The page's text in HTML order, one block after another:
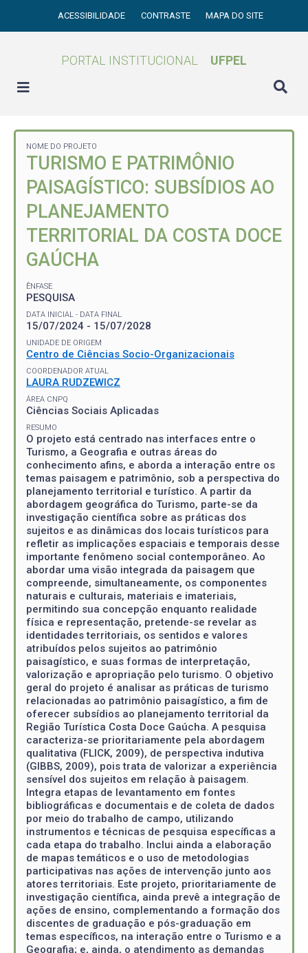
ACESSIBILIDADE CONTRASTE MAPA DO SITE
PORTAL INSTITUCIONAL UFPEL
NOME DO PROJETO
TURISMO E PATRIMÔNIO
PAISAGÍSTICO: SUBSÍDIOS AO
PLANEJAMENTO
TERRITORIAL DA COSTA DOCE
GAÚCHA
ÊNFASE
PESQUISA
DATA INICIAL - DATA FINAL
15/07/2024 - 15/07/2028
UNIDADE DE ORIGEM
Centro de Ciências Socio-Organizacionais
COORDENADOR ATUAL
LAURA RUDZEWICZ
ÁREA CNPQ
Ciências Sociais Aplicadas
RESUMO
O projeto está centrado nas interfaces entre o
Turismo, a Geografia e outras áreas do
conhecimento afins, e aborda a interação entre os
temas paisagem e patrimônio, sob a perspectiva do
planejamento territorial e turístico. A partir da
abordagem geográfica do Turismo, parte-se da
investigação científica sobre as práticas dos
sujeitos e as dinâmicas dos locais turísticos para
refletir as implicações espaciais e temporais desse
importante fenômeno social contemporâneo. Ao
abordar uma visão integrada da paisagem que
compreende, simultaneamente, os componentes
naturais e culturais, materiais e imateriais,
permitindo sua concepção enquanto realidade
física e representação, pretende-se revelar as
identidades territoriais, os sentidos e valores
atribuídos pelos sujeitos ao patrimônio
paisagístico, e suas formas de interpretação,
valorização e apropriação pelo turismo. O objetivo
geral do projeto é analisar as práticas de turismo
relacionadas ao patrimônio paisagístico, a fim de
oferecer subsídios ao planejamento territorial da
Região Turística Costa Doce Gaúcha. A pesquisa
caracteriza-se prioritariamente pela abordagem
qualitativa (FLICK, 2009), de perspectiva indutiva
(GIBBS, 2009), pois trata de valorizar a experiência
sensível dos sujeitos em relação à paisagem.
Integra etapas de levantamento em fontes
bibliográficas e documentais e de coleta de dados
por meio do trabalho de campo, utilizando
instrumentos e técnicas de pesquisa específicas a
cada etapa do trabalho. Inclui ainda a elaboração
de mapas temáticos e o uso de metodologias
participativas nas ações de intervenção junto aos
atores territoriais. Este projeto, prioritariamente de
investigação científica, ainda prevê a integração de
ações de ensino, complementando a formação dos
discentes de graduação e pós-graduação em
temas específicos, na interação entre o Turismo e a
Geografia; e, ainda, o atendimento as demandas